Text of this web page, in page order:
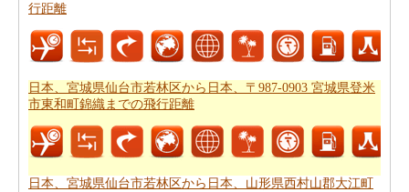
ることが重要です。場合はルートを認識していません、
あなたは日本、宮城県仙台市若林区から日本、北海道日
高郡新ひだか町までの道路ルートプランをチェックする
ことができます。
あなたは道路で旅行したいですか。駆動するのに費用が
本、宮城県仙台市若林区から日本、北海道日高郡新ひだ
行距離
日本、宮城県仙台市若林区から日本、〒987-0903 宮城県登米
市東和町錦織までの飛行距離
日本、宮城県仙台市若林区から日本、山形県西村山郡大江町